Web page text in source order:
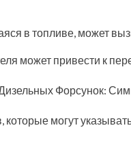
в топливе, может
может привести к
Форсунок:
которые могут